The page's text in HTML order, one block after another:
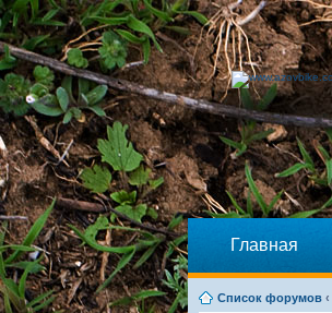
Главная
Список форумов ‹